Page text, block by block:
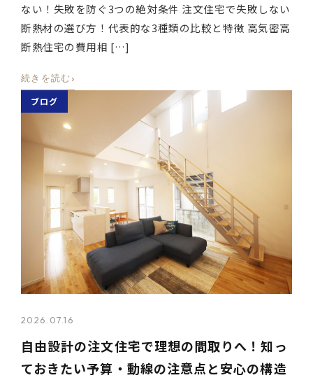
ない！失敗を防ぐ3つの絶対条件 注文住宅で失敗しない
断熱材の選び方！代表的な3種類の比較と特徴 高気密高
断熱住宅の費用相 […]
続きを読む ›
ブログ
2026.07.16
自由設計の注文住宅で理想の間取りへ！知っ
ておきたい予算・動線の注意点と安心の構造